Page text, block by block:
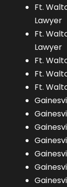
Ft.
Lawyer
Ft.
Lawyer
Ft.
Ft.
Ft.